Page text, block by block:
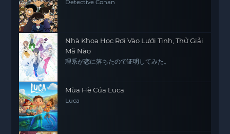
Detective Conan
Nhà Khoa Học Rơi Vào Lưới Tình, Thử Giải
Mã Nào
理系が恋に落ちたので证明してみた。
Mùa Hè Của Luca
Luca